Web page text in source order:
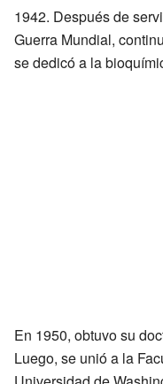
1942. Después de
Guerra Mundial,
se dedicó a la
En 1950, obtuvo su
Luego, se unió a la